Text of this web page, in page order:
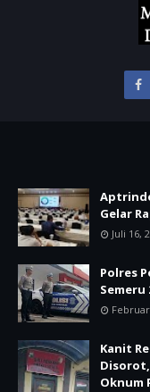
Gelar
Juli 16,
Polres
Semeru
Kanit
Oknum